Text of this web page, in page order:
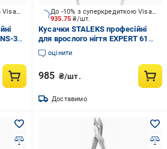
До -10% з суперкредиткою Visa Вигода
31-
935.75₴/шт.
До -10% з суперкредиткою Visa Вигода
Кусачки STALEKS професійні
для врослого нігтя EXPERT 61
12мм NE-61-12
оцінити
985 ₴/шт.
Доставимо